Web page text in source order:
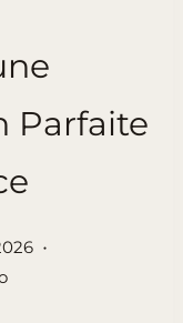
Parfaite